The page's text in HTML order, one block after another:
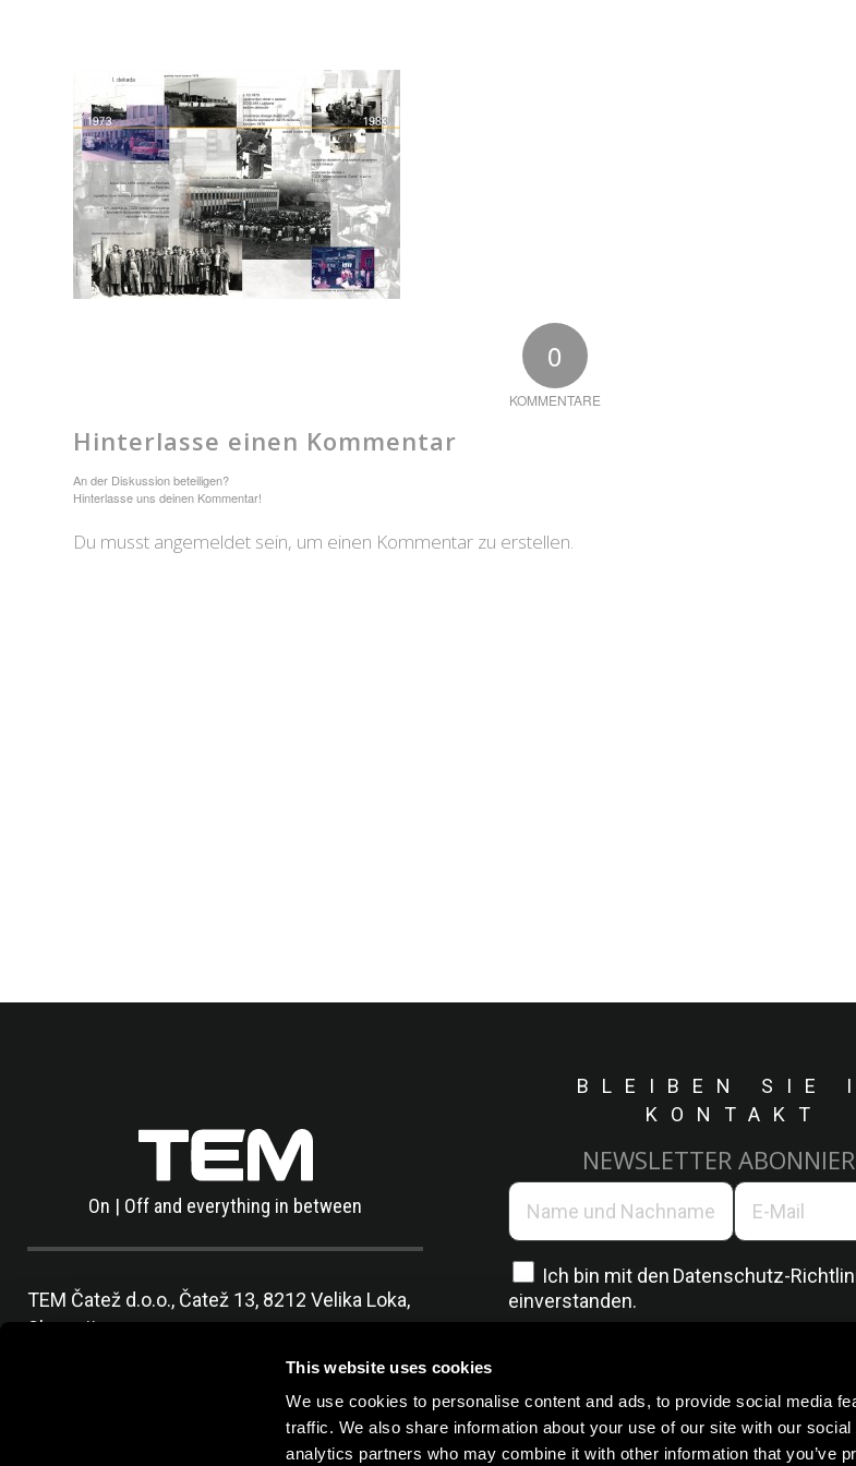
This website uses cookies
We use cookies to personalise content and ads, to provide social media
traffic. We also share information about your use of our site with our
analytics partners who may combine it with other information that you’ve
0
KOMMENTARE
Hinterlasse einen Kommentar
An der Diskussion beteiligen?
Hinterlasse uns deinen Kommentar!
Du musst angemeldet sein, um einen Kommentar zu erstellen.
On | Off and everything in between
TEM Čatež d.o.o., Čatež 13, 8212 Velika Loka,
Slovenija
info@tem.si
BLEIBEN SIE
KONTAKT
NEWSLETTER
Ich bin mit den Datenschutz-
einverstanden.